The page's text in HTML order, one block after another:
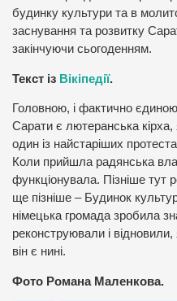
будинку культури та в
заснування та розвитку
закінчуючи сьогоденням.
Текст із Вікіпедії.
Головною, і фактично
Сарати є лютеранська
один із найстаріших
Коли прийшла радянська
функціонувала. Пізніше тут
ще пізніше – Будинок
німецька громада зробила
реконструювали і
він є нині.
Фото Романа Маленкова.